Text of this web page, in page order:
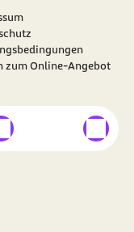
zum Online-Angebot
Link